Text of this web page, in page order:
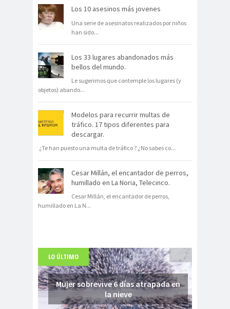
Los 10 asesinos más jovenes
Una serie de asesinatos realizados por niños
han sido...
Los 33 lugares abandonados más
bellos del mundo.
Le sugerimos que contemple los lugares (y
objetos) abando...
Modelos para recurrir multas de
tráfico. 17 tipos diferentes para
descargar.
¿Te han puesto una multa de tráfico ? ¿No sabes co...
Cesar Millán, el encantador de perros,
humillado en La Noria, Telecinco.
Cesar Millán, el encantador de perros,
humillado en La N...
LO ÚLTIMO
Mujer sobrevive 6 días atrapada en
la nieve